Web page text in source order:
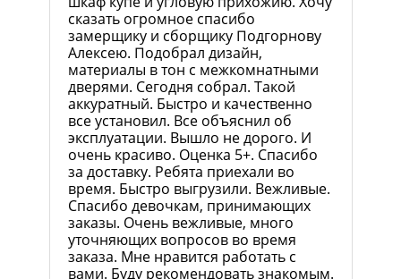
сказать огромное спасибо
замерщику и сборщику Подгорнову
Алексею. Подобрал дизайн,
материалы в тон с межкомнатными
дверями. Сегодня собрал. Такой
аккуратный. Быстро и качественно
все установил. Все объяснил об
эксплуатации. Вышло не дорого. И
очень красиво. Оценка 5+. Спасибо
за доставку. Ребята приехали во
время. Быстро выгрузили. Вежливые.
Спасибо девочкам, принимающих
заказы. Очень вежливые, много
уточняющих вопросов во время
заказа. Мне нравится работать с
вами. Буду рекомендовать знакомым.